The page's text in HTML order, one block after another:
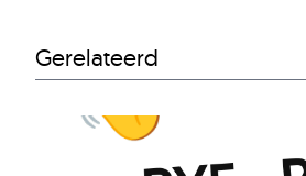
Gerelateerd